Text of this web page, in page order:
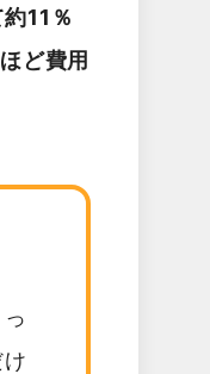
11％
ど費用